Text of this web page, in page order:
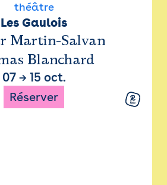
théâtre
Les Gaulois
Martin-Salvan
Blanchard
07→ 15 oct.
Réserver